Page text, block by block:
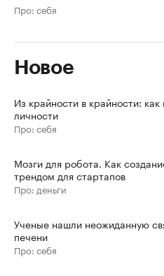
Про: себя
Новое
Из крайности в крайности:
личности
Про: себя
Мозги для робота. Как
трендом для стартапов
Про: деньги
Ученые нашли неожиданную
печени
Про: себя